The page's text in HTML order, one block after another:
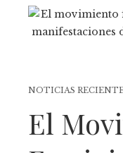
NOTICIAS
El